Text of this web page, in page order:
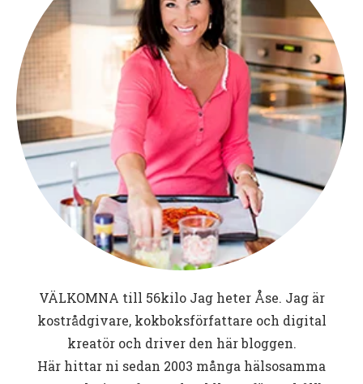
VÄLKOMNA till 56kiloJag heter Åse. Jag är
kostrådgivare, kokboksförfattare och digital
kreatör och driver den här bloggen.
Här hittar ni sedan 2003 många hälsosamma